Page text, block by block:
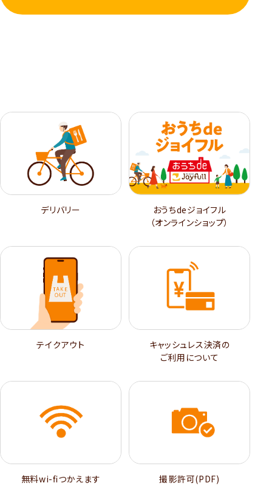
デリバリー
おうちdeジョイフル
（オンラインショップ）
テイクアウト
キャッシュレス決済の
ご利用について
無料wi-ﬁつかえます 撮影許可(PDF)